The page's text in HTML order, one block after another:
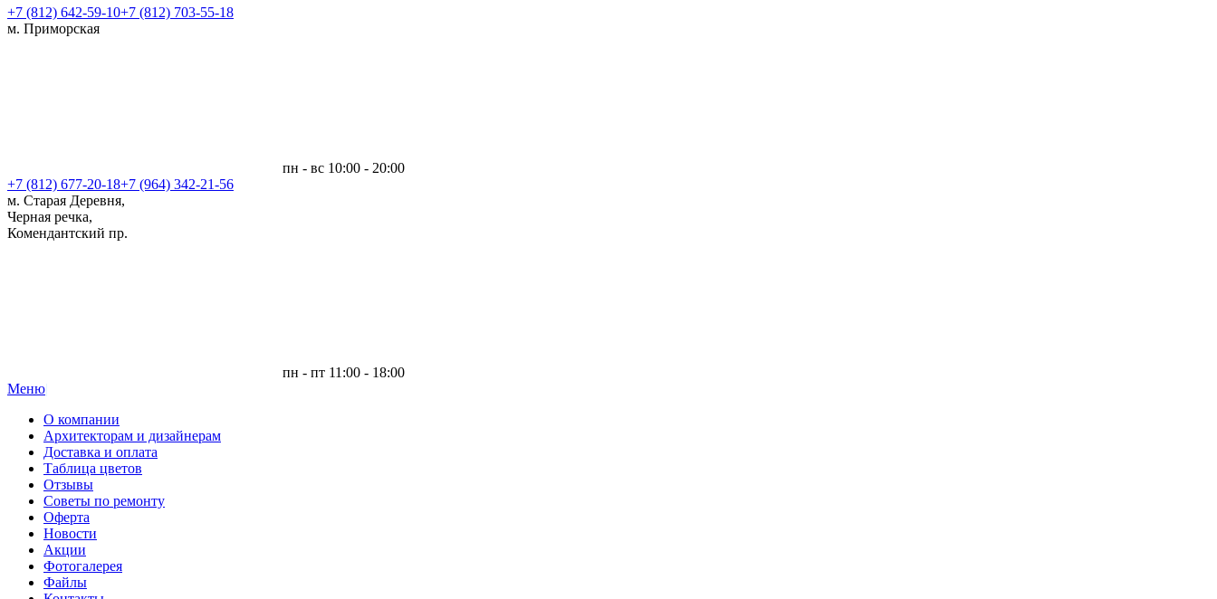
+7 (812) 642-59-10+7 (812) 703-55-18
м. Приморская
пн - вс 10:00 - 20:00
+7 (812) 677-20-18+7 (964) 342-21-56
м. Старая Деревня,
Черная речка,
Комендантский пр.
пн - пт 11:00 - 18:00
Меню|
О компании
Архитекторам и дизайнерам
Доставка и оплата
Таблица цветов
Отзывы
Советы по ремонту
Оферта
Новости
Акции
Фотогалерея
Файлы